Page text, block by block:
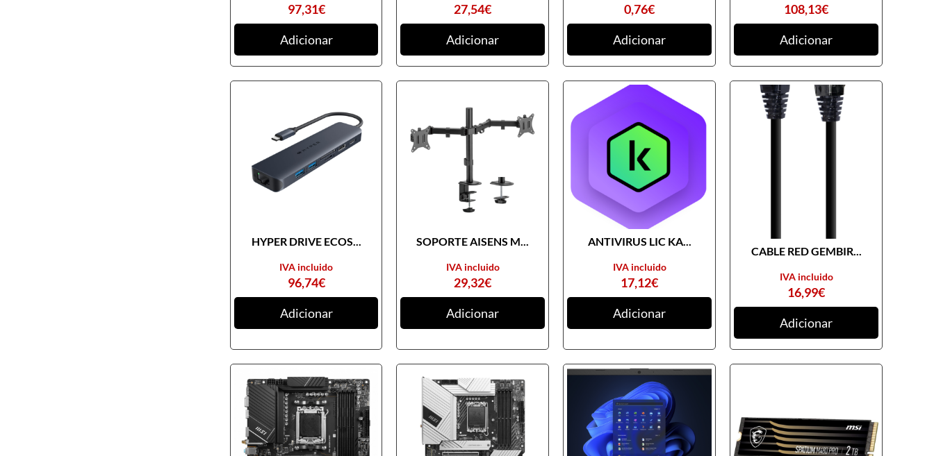
97,31€
Adicionar
27,54€
Adicionar
0,76€
Adicionar
108,13€
Adicionar
HYPER DRIVE ECOS...
96,74€
IVA incluido
Adicionar
SOPORTE AISENS M...
29,32€
IVA incluido
Adicionar
ANTIVIRUS LIC KA...
17,12€
IVA incluido
Adicionar
CABLE RED GEMBIR...
16,99€
IVA incluido
Adicionar